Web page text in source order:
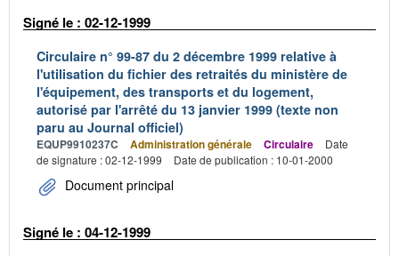
Signé le : 02-12-1999
Circulaire n° 99-87 du 2 décembre 1999 relative à
l'utilisation du fichier des retraités du ministère de
l'équipement, des transports et du logement,
autorisé par l'arrêté du 13 janvier 1999 (texte non
paru au Journal officiel)
EQUP9910237C Administration générale Circulaire
Date
de signature : 02-12-1999
Date de publication : 10-01-2000
Document principal
Signé le : 04-12-1999